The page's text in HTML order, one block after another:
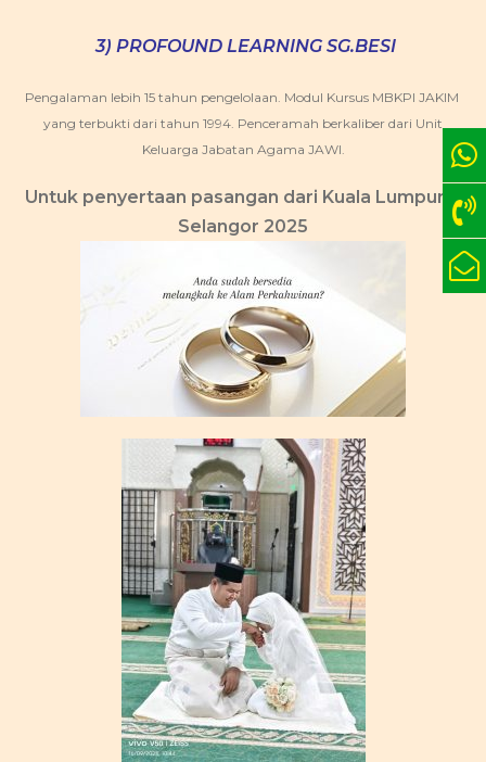
3) PROFOUND LEARNING SG.BESI
Pengalaman lebih 15 tahun pengelolaan. Modul Kursus MBKPI JAKIM
yang terbukti dari tahun 1994. Penceramah berkaliber dari Unit
Keluarga Jabatan Agama JAWI.
Untuk penyertaan pasangan dari Kuala Lumpur &
Selangor 2025